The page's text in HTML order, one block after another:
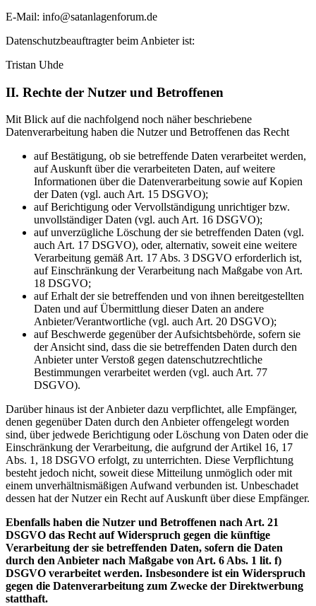
E-Mail: info@satanlagenforum.de
Datenschutzbeauftragter beim Anbieter ist:
Tristan Uhde
II. Rechte der Nutzer und Betroffenen
Mit Blick auf die nachfolgend noch näher beschriebene
Datenverarbeitung haben die Nutzer und Betroffenen das Recht
auf Bestätigung, ob sie betreffende Daten verarbeitet werden,
auf Auskunft über die verarbeiteten Daten, auf weitere
Informationen über die Datenverarbeitung sowie auf Kopien
der Daten (vgl. auch Art. 15 DSGVO);
auf Berichtigung oder Vervollständigung unrichtiger bzw.
unvollständiger Daten (vgl. auch Art. 16 DSGVO);
auf unverzügliche Löschung der sie betreffenden Daten (vgl.
auch Art. 17 DSGVO), oder, alternativ, soweit eine weitere
Verarbeitung gemäß Art. 17 Abs. 3 DSGVO erforderlich ist,
auf Einschränkung der Verarbeitung nach Maßgabe von Art.
18 DSGVO;
auf Erhalt der sie betreffenden und von ihnen bereitgestellten
Daten und auf Übermittlung dieser Daten an andere
Anbieter/Verantwortliche (vgl. auch Art. 20 DSGVO);
auf Beschwerde gegenüber der Aufsichtsbehörde, sofern sie
der Ansicht sind, dass die sie betreffenden Daten durch den
Anbieter unter Verstoß gegen datenschutzrechtliche
Bestimmungen verarbeitet werden (vgl. auch Art. 77
DSGVO).
Darüber hinaus ist der Anbieter dazu verpflichtet, alle Empfänger,
denen gegenüber Daten durch den Anbieter offengelegt worden
sind, über jedwede Berichtigung oder Löschung von Daten oder die
Einschränkung der Verarbeitung, die aufgrund der Artikel 16, 17
Abs. 1, 18 DSGVO erfolgt, zu unterrichten. Diese Verpflichtung
besteht jedoch nicht, soweit diese Mitteilung unmöglich oder mit
einem unverhältnismäßigen Aufwand verbunden ist. Unbeschadet
dessen hat der Nutzer ein Recht auf Auskunft über diese Empfänger.
Ebenfalls haben die Nutzer und Betroffenen nach Art. 21
DSGVO das Recht auf Widerspruch gegen die künftige
Verarbeitung der sie betreffenden Daten, sofern die Daten
durch den Anbieter nach Maßgabe von Art. 6 Abs. 1 lit. f)
DSGVO verarbeitet werden. Insbesondere ist ein Widerspruch
gegen die Datenverarbeitung zum Zwecke der Direktwerbung
statthaft.